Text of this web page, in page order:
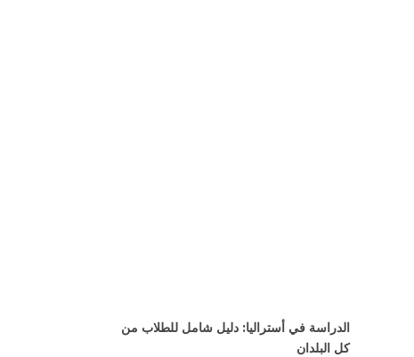
الدراسة في أستراليا: دليل شامل للطلاب من
كل البلدان